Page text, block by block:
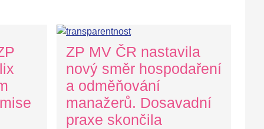
ZP MV ČR nastavila
nový směr hospodaření
a odměňování
manažerů. Dosavadní
praxe skončila